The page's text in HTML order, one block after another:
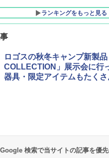
ランキングをもっと見る
～
19,541円～
～
5,758円～
ロゴスの秋冬キャンプ新製
COLLECTION」展示会に
器具・限定アイテムもたくさ
Google 検索で当サイトの記事を優